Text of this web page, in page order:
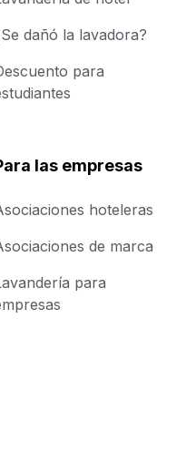
dañó la lavadora?
para
las empresas
hoteleras
de marca
para